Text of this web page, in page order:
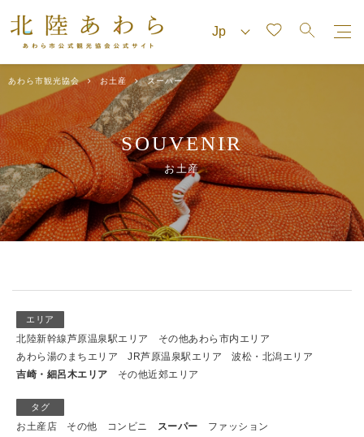
あわら市観光協会 お土産 スーパー
SOUVENIR
お土産
エリア
北陸新幹線芦原温泉駅エリア
その他あわら市内エリア
あわら湯のまちエリア
JR芦原温泉駅エリア
波松・北潟エリア
吉崎・細呂木エリア
その他近郊エリア
タグ
お土産店 その他 コンビニ スーパー
ファッション